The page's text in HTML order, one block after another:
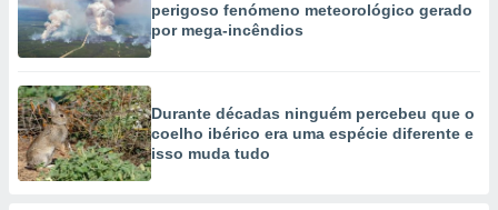
perigoso fenómeno meteorológico gerado
por mega-incêndios
Durante décadas ninguém percebeu que o
coelho ibérico era uma espécie diferente e
isso muda tudo